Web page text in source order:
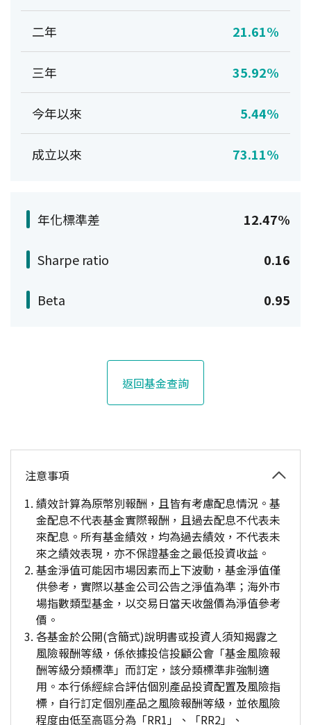
二年 21.61%
三年 35.92%
今年以來 5.44%
成立以來 73.11%
年化標準差 12.47%
Sharpe ratio 0.16
Beta 0.95
返回基金查詢
注意事項
績效計算為原幣別報酬，且皆有考慮配息情況。基
金配息不代表基金實際報酬，且過去配息不代表未
來配息。所有基金績效，均為過去績效，不代表未
來之績效表現，亦不保證基金之最低投資收益。
基金淨值可能因市場因素而上下波動，基金淨值僅
供參考，實際以基金公司公告之淨值為準；海外市
場指數類型基金，以交易日當天收盤價為淨值參考
價。
各基金於公開(含簡式)說明書或投資人須知揭露之
風險報酬等級，係依據投信投顧公會「基金風險報
酬等級分類標準」而訂定，該分類標準非強制適
用。本行係經綜合評估個別產品投資配置及風險指
標，自行訂定個別產品之風險報酬等級，並依風險
程度由低至高區分為「RR1」、「RR2」、